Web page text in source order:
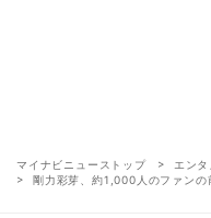
マイナビニューストップ エンタ
剛力彩芽、約1,000人のファンの